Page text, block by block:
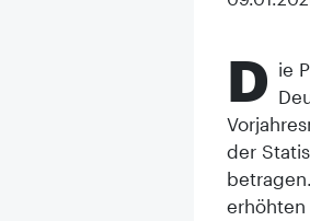
D ie
der